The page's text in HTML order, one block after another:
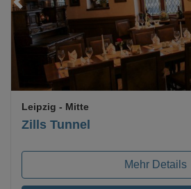
Zills Tunnel
Leipzig - Mitte
Mehr Details